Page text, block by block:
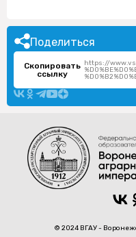
Поделиться
Скопировать
ссылку
https://
© 2024 ВГАУ -